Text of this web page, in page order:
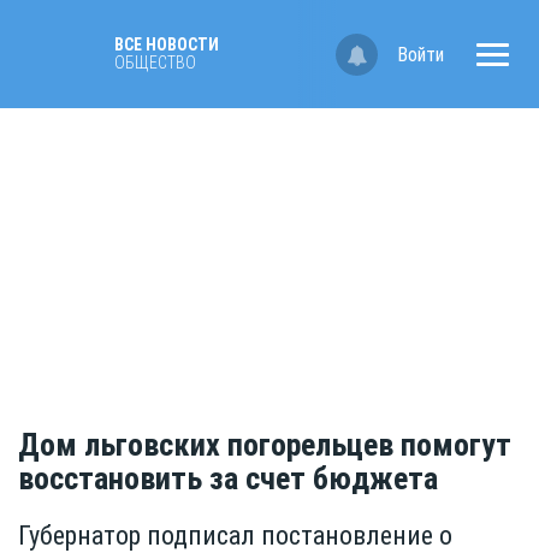
ВСЕ НОВОСТИ
ОБЩЕСТВО
Войти
Дом льговских погорельцев помогут
восстановить за счет бюджета
Губернатор подписал постановление о